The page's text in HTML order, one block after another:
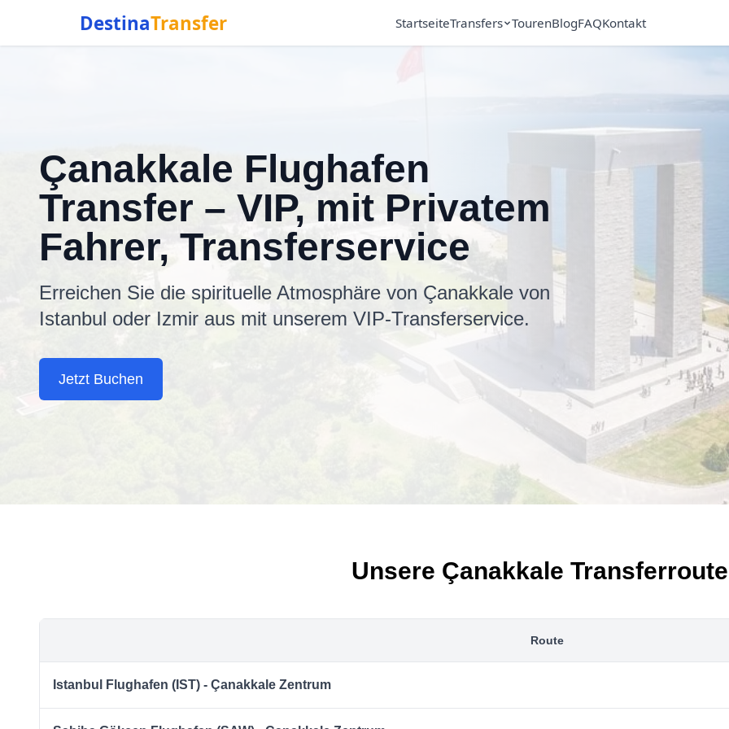
DestinaTransfer StartseiteTransfers TourenBlogFAQKontakt
Çanakkale Flughafen
Transfer – VIP, mit Privatem
Fahrer, Transferservice
Erreichen Sie die spirituelle Atmosphäre von Çanakkale von
Istanbul oder Izmir aus mit unserem VIP-Transferservice.
Jetzt Buchen
Unsere Çanakkale
Route
Istanbul Flughafen (IST) - Çanakkale Zentrum